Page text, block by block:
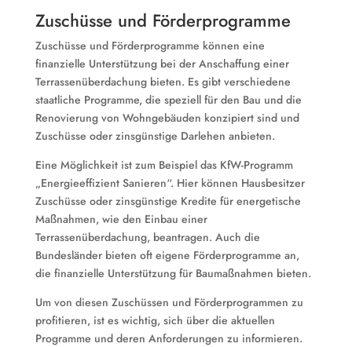
Zuschüsse und Förderprogramme
Zuschüsse und Förderprogramme können eine
finanzielle Unterstützung bei der Anschaffung einer
Terrassenüberdachung bieten. Es gibt verschiedene
staatliche Programme, die speziell für den Bau und die
Renovierung von Wohngebäuden konzipiert sind und
Zuschüsse oder zinsgünstige Darlehen anbieten.
Eine Möglichkeit ist zum Beispiel das KfW-Programm
„Energieeffizient Sanieren“. Hier können Hausbesitzer
Zuschüsse oder zinsgünstige Kredite für energetische
Maßnahmen, wie den Einbau einer
Terrassenüberdachung, beantragen. Auch die
Bundesländer bieten oft eigene Förderprogramme an,
die finanzielle Unterstützung für Baumaßnahmen bieten.
Um von diesen Zuschüssen und Förderprogrammen zu
profitieren, ist es wichtig, sich über die aktuellen
Programme und deren Anforderungen zu informieren.